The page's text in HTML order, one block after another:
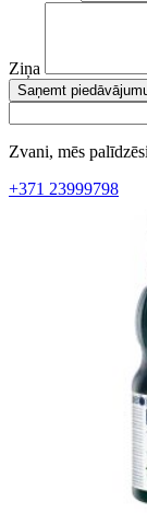
Ziņa
Saņemt
Zvani, mēs
+371 23999798